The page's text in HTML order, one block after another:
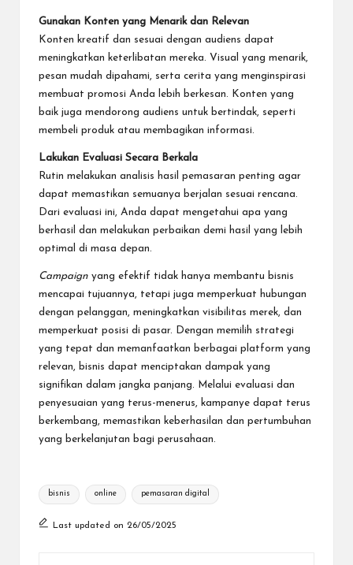
Gunakan Konten yang Menarik dan Relevan
Konten kreatif dan sesuai dengan audiens dapat
meningkatkan keterlibatan mereka. Visual yang menarik,
pesan mudah dipahami, serta cerita yang menginspirasi
membuat promosi Anda lebih berkesan. Konten yang
baik juga mendorong audiens untuk bertindak, seperti
membeli produk atau membagikan informasi.
Lakukan Evaluasi Secara Berkala
Rutin melakukan analisis hasil pemasaran penting agar
dapat memastikan semuanya berjalan sesuai rencana.
Dari evaluasi ini, Anda dapat mengetahui apa yang
berhasil dan melakukan perbaikan demi hasil yang lebih
optimal di masa depan.
Campaign yang efektif tidak hanya membantu bisnis
mencapai tujuannya, tetapi juga memperkuat hubungan
dengan pelanggan, meningkatkan visibilitas merek, dan
memperkuat posisi di pasar. Dengan memilih strategi
yang tepat dan memanfaatkan berbagai platform yang
relevan, bisnis dapat menciptakan dampak yang
signifikan dalam jangka panjang. Melalui evaluasi dan
penyesuaian yang terus-menerus, kampanye dapat terus
berkembang, memastikan keberhasilan dan pertumbuhan
yang berkelanjutan bagi perusahaan.
Tags:
bisnis online pemasaran digital
Last updated on 26/05/2025